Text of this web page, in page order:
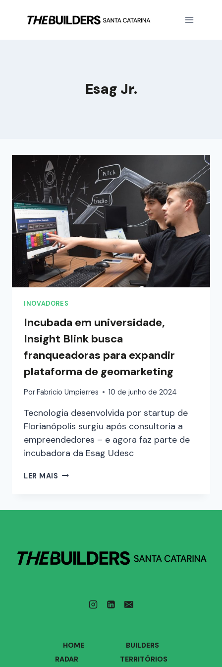
Esag Jr.
INOVADORES
Incubada em universidade,
Insight Blink busca
franqueadoras para expandir
plataforma de geomarketing
PorFabricio Umpierres 10 de junho de 2024
Tecnologia desenvolvida por startup de
Florianópolis surgiu após consultoria a
empreendedores – e agora faz parte de
incubadora da Esag Udesc
LER MAIS
HOME
BUILDERS
RADAR
TERRITÓRIOS